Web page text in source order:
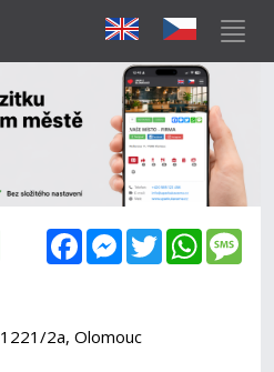
FacebookMessenger
Twitter
2a, Olomouc